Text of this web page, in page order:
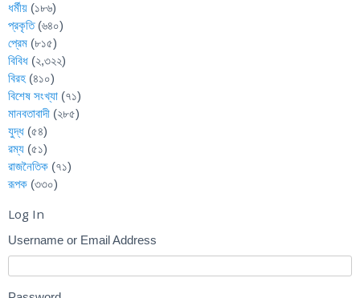
ধর্মীয় (১৮৬)
প্রকৃতি(৬৪০)
প্রেম (৮১৫)
বিবিধ (২,৩২২)
বিরহ (৪১০)
বিশেষ সংখ্যা (৭১)
মানবতাবাদী (২৮৫)
যুদ্ধ (৫৪)
রম্য (৫১)
রাজনৈতিক (৭১)
রূপক (৩৩০)
Log In
Username or Email Address